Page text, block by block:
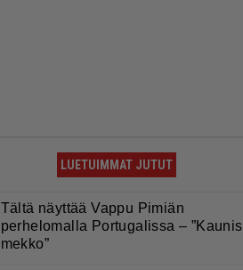
LUETUIMMAT JUTUT
Tältä näyttää Vappu Pimiän
perhelomalla Portugalissa – ”Kaunis
mekko”